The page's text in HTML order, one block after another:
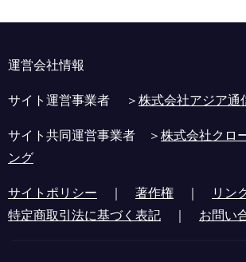
運営会社情報
サイト運営事業者 ＞株式会社アジア通
サイト共同運営事業者 ＞株式会社クロ
ング
サイトポリシー ｜ 著作権 ｜ リン
特定商取引法に基づく表記 ｜ お問い